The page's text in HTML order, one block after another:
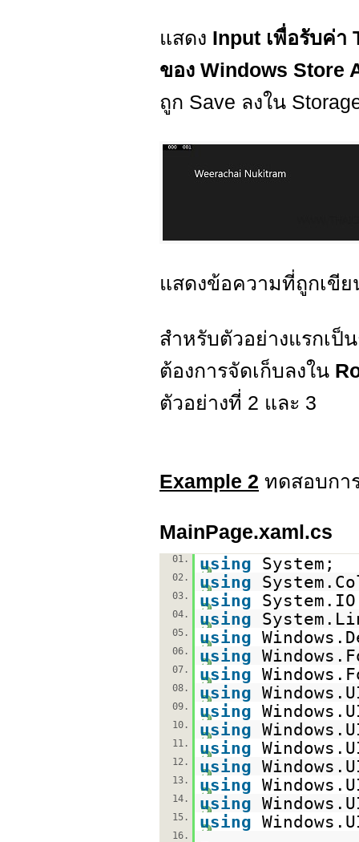
แสดง Input เพื่อรับค่า
ของ Windows Store
ถูก Save ลงใน
แสดงข้อความที่ถูกเขี
สำหรับตัวอย่างแรกเป็
ต้องการจัดเก็บลงใน
ตัวอย่างที่ 2 และ 3
Example 2 ทดสอบกา
MainPage.xaml.cs
01. using System;
02. using
03. using
04. using
05. using
06. using
07. using
08. using
09. using
10. using
11. using
12. using
13. using
14. using
15. using
16.